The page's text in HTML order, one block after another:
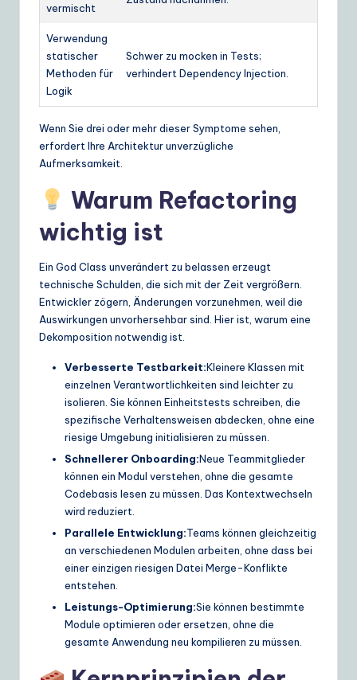
vermischt
Verwendung
statischer
Methoden für
Logik
Schwer zu mocken in Tests;
verhindert Dependency Injection.
Wenn Sie drei oder mehr dieser Symptome sehen,
erfordert Ihre Architektur unverzügliche
Aufmerksamkeit.
Warum Refactoring
wichtig ist
Ein God Class unverändert zu belassen erzeugt
technische Schulden, die sich mit der Zeit vergrößern.
Entwickler zögern, Änderungen vorzunehmen, weil die
Auswirkungen unvorhersehbar sind. Hier ist, warum eine
Dekomposition notwendig ist.
Verbesserte Testbarkeit:Kleinere Klassen mit
einzelnen Verantwortlichkeiten sind leichter zu
isolieren. Sie können Einheitstests schreiben, die
spezifische Verhaltensweisen abdecken, ohne eine
riesige Umgebung initialisieren zu müssen.
Schnellerer Onboarding:Neue Teammitglieder
können ein Modul verstehen, ohne die gesamte
Codebasis lesen zu müssen. Das Kontextwechseln
wird reduziert.
Parallele Entwicklung:Teams können gleichzeitig
an verschiedenen Modulen arbeiten, ohne dass bei
einer einzigen riesigen Datei Merge-Konflikte
entstehen.
Leistungs-Optimierung:Sie können bestimmte
Module optimieren oder ersetzen, ohne die
gesamte Anwendung neu kompilieren zu müssen.